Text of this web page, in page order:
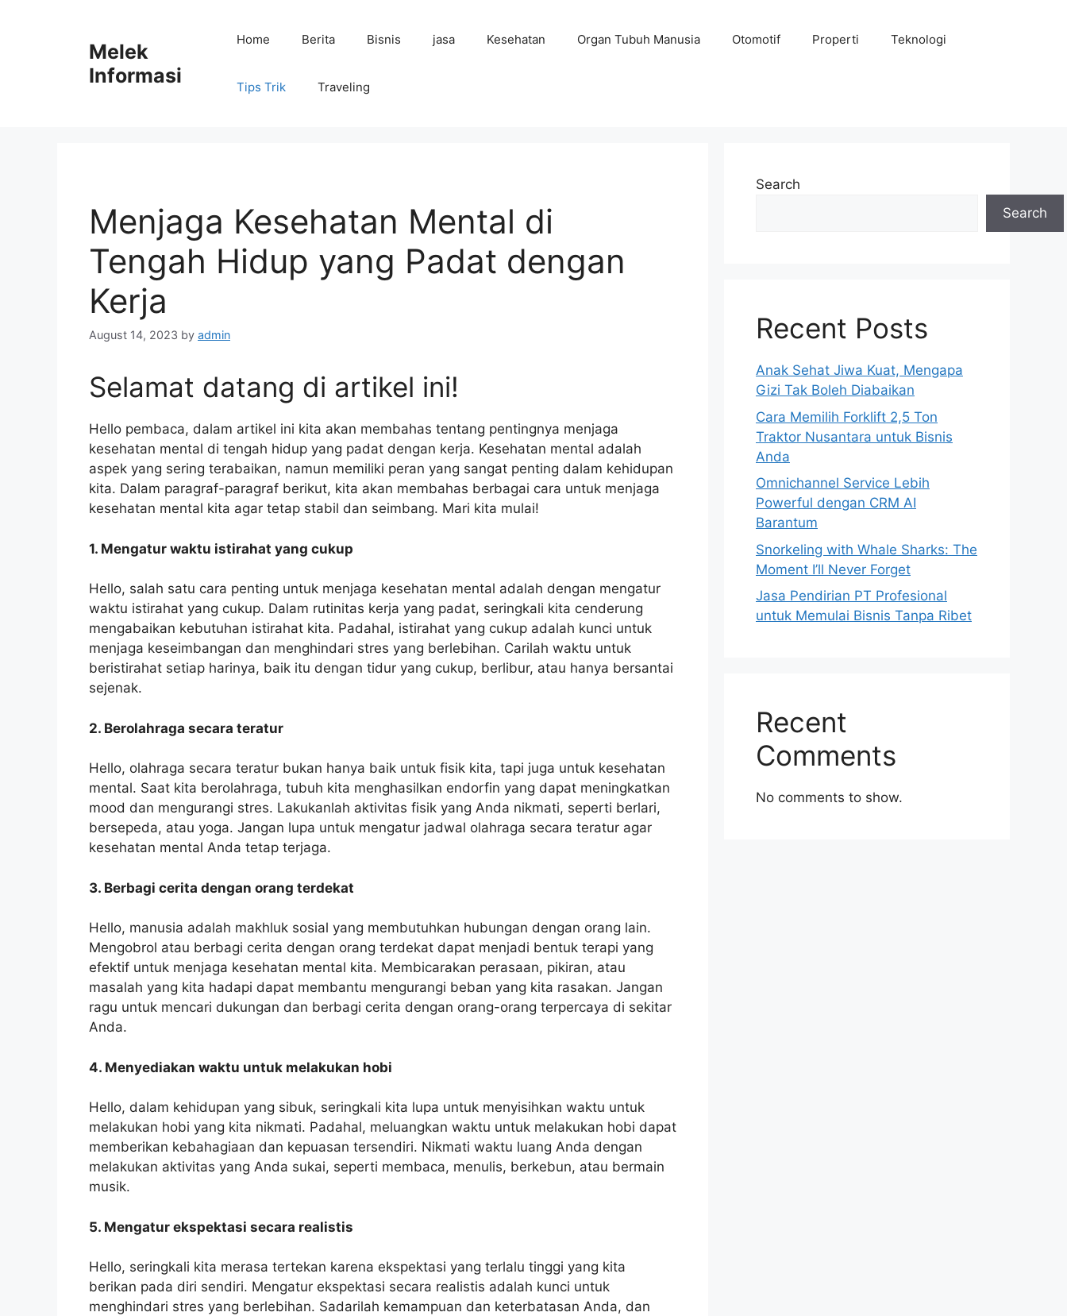
Melek
Informasi
Home Berita Bisnis jasa Kesehatan Organ Tubuh Manusia Otomotif Properti Teknologi
Tips Trik Traveling
Menjaga Kesehatan Mental di
Tengah Hidup yang Padat dengan
Kerja
August 14, 2023 by admin
Selamat datang di artikel ini!
Hello pembaca, dalam artikel ini kita akan membahas tentang pentingnya menjaga
kesehatan mental di tengah hidup yang padat dengan kerja. Kesehatan mental adalah
aspek yang sering terabaikan, namun memiliki peran yang sangat penting dalam kehidupan
kita. Dalam paragraf-paragraf berikut, kita akan membahas berbagai cara untuk menjaga
kesehatan mental kita agar tetap stabil dan seimbang. Mari kita mulai!
1. Mengatur waktu istirahat yang cukup
Hello, salah satu cara penting untuk menjaga kesehatan mental adalah dengan mengatur
waktu istirahat yang cukup. Dalam rutinitas kerja yang padat, seringkali kita cenderung
mengabaikan kebutuhan istirahat kita. Padahal, istirahat yang cukup adalah kunci untuk
menjaga keseimbangan dan menghindari stres yang berlebihan. Carilah waktu untuk
beristirahat setiap harinya, baik itu dengan tidur yang cukup, berlibur, atau hanya bersantai
sejenak.
2. Berolahraga secara teratur
Hello, olahraga secara teratur bukan hanya baik untuk fisik kita, tapi juga untuk kesehatan
mental. Saat kita berolahraga, tubuh kita menghasilkan endorfin yang dapat meningkatkan
mood dan mengurangi stres. Lakukanlah aktivitas fisik yang Anda nikmati, seperti berlari,
bersepeda, atau yoga. Jangan lupa untuk mengatur jadwal olahraga secara teratur agar
kesehatan mental Anda tetap terjaga.
3. Berbagi cerita dengan orang terdekat
Hello, manusia adalah makhluk sosial yang membutuhkan hubungan dengan orang lain.
Mengobrol atau berbagi cerita dengan orang terdekat dapat menjadi bentuk terapi yang
efektif untuk menjaga kesehatan mental kita. Membicarakan perasaan, pikiran, atau
masalah yang kita hadapi dapat membantu mengurangi beban yang kita rasakan. Jangan
ragu untuk mencari dukungan dan berbagi cerita dengan orang-orang terpercaya di sekitar
Anda.
4. Menyediakan waktu untuk melakukan hobi
Hello, dalam kehidupan yang sibuk, seringkali kita lupa untuk menyisihkan waktu untuk
melakukan hobi yang kita nikmati. Padahal, meluangkan waktu untuk melakukan hobi dapat
memberikan kebahagiaan dan kepuasan tersendiri. Nikmati waktu luang Anda dengan
melakukan aktivitas yang Anda sukai, seperti membaca, menulis, berkebun, atau bermain
musik.
5. Mengatur ekspektasi secara realistis
Hello, seringkali kita merasa tertekan karena ekspektasi yang terlalu tinggi yang kita
berikan pada diri sendiri. Mengatur ekspektasi secara realistis adalah kunci untuk
menghindari stres yang berlebihan. Sadarilah kemampuan dan keterbatasan Anda, dan
Search
Search
Recent Posts
Anak Sehat Jiwa Kuat, Mengapa
Gizi Tak Boleh Diabaikan
Cara Memilih Forklift 2,5 Ton
Traktor Nusantara untuk Bisnis
Anda
Omnichannel Service Lebih
Powerful dengan CRM AI
Barantum
Snorkeling with Whale Sharks: The
Moment I’ll Never Forget
Jasa Pendirian PT Profesional
untuk Memulai Bisnis Tanpa Ribet
Recent
Comments
No comments to show.